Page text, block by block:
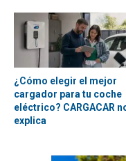
¿Cómo elegir el mejor
cargador para tu coche
eléctrico? CARGACAR
explica